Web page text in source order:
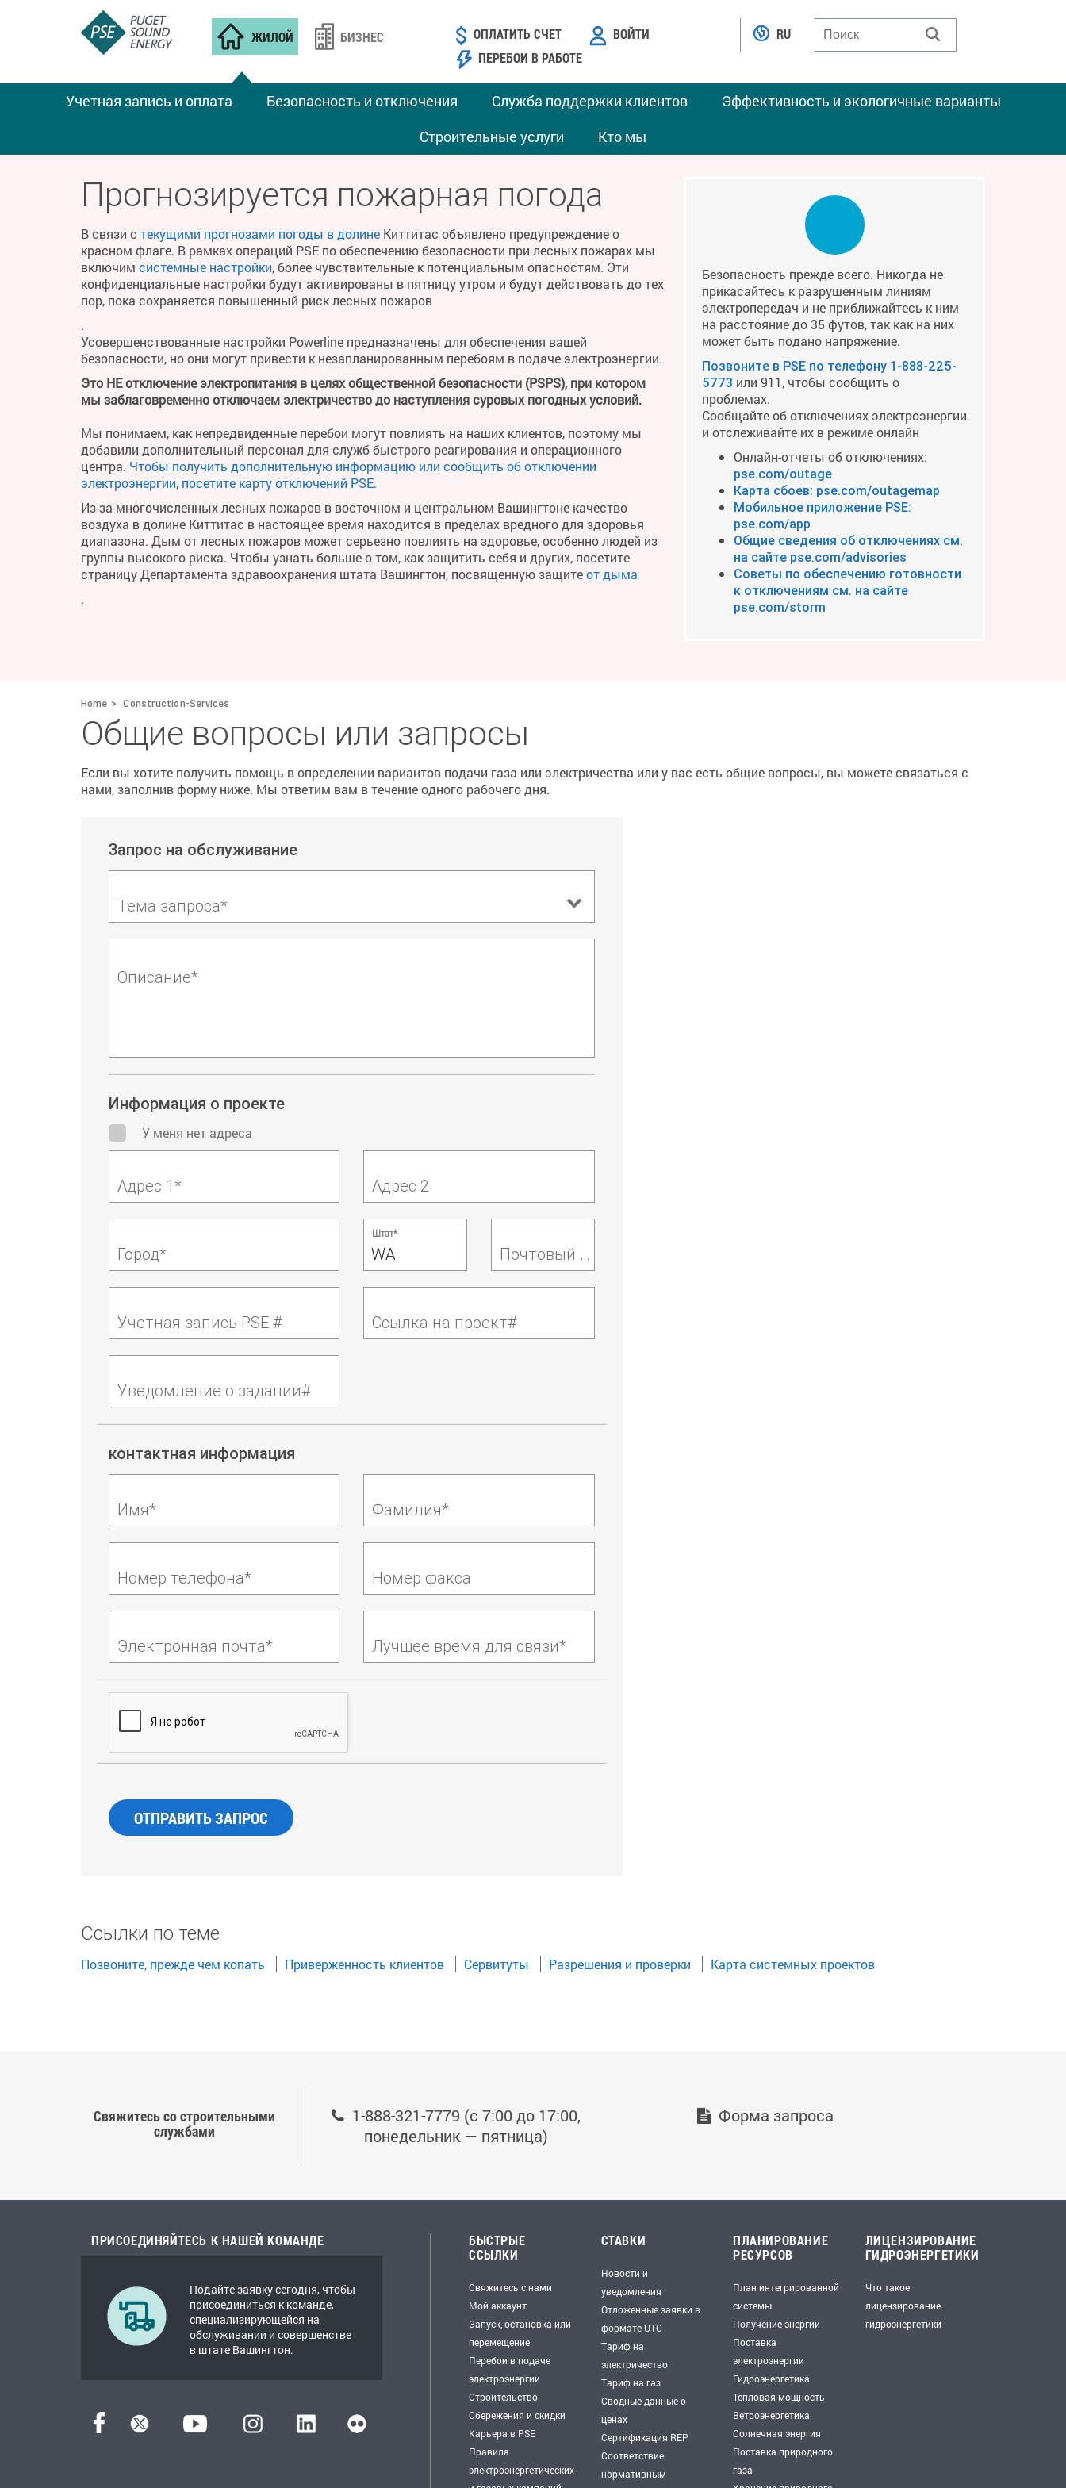
ЖИЛОЙ
Учетная запись и оплата Безопасность и отключения Служба поддержки клиентов
Эффективность и экологичные варианты
Строительные услуги
Кто мы
БИЗНЕС ОПЛАТИТЬ СЧЕТ
ВОЙТИ
ПЕРЕБОИ В РАБОТЕ
RU
Прогнозируется пожарная погода
В связи с текущими прогнозами погоды в долине Киттитас объявлено предупреждение о
красном флаге. В рамках операций PSE по обеспечению безопасности при лесных пожарах мы
включим системные настройки, более чувствительные к потенциальным опасностям. Эти
конфиденциальные настройки будут активированы в пятницу утром и будут действовать до тех
пор, пока сохраняется повышенный риск лесных пожаров
.
Усовершенствованные настройки Powerline предназначены для обеспечения вашей
безопасности, но они могут привести к незапланированным перебоям в подаче электроэнергии.
Это НЕ отключение электропитания в целях общественной безопасности (PSPS), при котором
мы заблаговременно отключаем электричество до наступления суровых погодных условий.
Мы понимаем, как непредвиденные перебои могут повлиять на наших клиентов, поэтому мы
добавили дополнительный персонал для служб быстрого реагирования и операционного
центра. Чтобы получить дополнительную информацию или сообщить об отключении
электроэнергии, посетите карту отключений PSE.
Из-за многочисленных лесных пожаров в восточном и центральном Вашингтоне качество
воздуха в долине Киттитас в настоящее время находится в пределах вредного для здоровья
диапазона. Дым от лесных пожаров может серьезно повлиять на здоровье, особенно людей из
группы высокого риска. Чтобы узнать больше о том, как защитить себя и других, посетите
страницу Департамента здравоохранения штата Вашингтон, посвященную защитеот дыма
.
Безопасность прежде всего. Никогда не
прикасайтесь к разрушенным линиям
электропередач и не приближайтесь к ним
на расстояние до 35 футов, так как на них
может быть подано напряжение.
Позвоните в PSE по телефону 1-888-225-
5773 или 911, чтобы сообщить о
проблемах.
Сообщайте об отключениях электроэнергии
и отслеживайте их в режиме онлайн
Онлайн-отчеты об отключениях:
pse.com/outage
Карта сбоев: pse.com/outagemap
Мобильное приложение PSE:
pse.com/app
Общие сведения об отключениях см.
на сайте pse.com/advisories
Советы по обеспечению готовности
к отключениям см. на сайте
pse.com/storm
Home Construction-Services
Общие вопросы или запросы
Если вы хотите получить помощь в определении вариантов подачи газа или электричества или у вас есть общие вопросы, вы можете связаться с
нами, заполнив форму ниже. Мы ответим вам в течение одного рабочего дня.
Запрос на обслуживание
Тема запроса*
Описание*
Информация о проекте
У меня нет адреса
Адрес 1* Адрес 2
Город*
Штат*
Почтовый индекс*
Учетная запись PSE # Ссылка на проект#
Уведомление о задании#
контактная информация
Имя* Фамилия*
Номер телефона* Номер факса
Электронная почта* Лучшее время для связи*
ОТПРАВИТЬ ЗАПРОС
Ссылки по теме
Позвоните, прежде чем копать Приверженность клиентов Сервитуты Разрешения и проверки Карта системных проектов
Свяжитесь со строительными
службами
1-888-321-7779 (с 7:00 до 17:00,
понедельник — пятница)
Форма запроса
ПРИСОЕДИНЯЙТЕСЬ К НАШЕЙ КОМАНДЕ
Подайте заявку сегодня, чтобы
присоединиться к команде,
специализирующейся на
обслуживании и совершенстве
в штате Вашингтон.
БЫСТРЫЕ
ССЫЛКИ
Свяжитесь с нами
Мой аккаунт
Запуск, остановка или
перемещение
Перебои в подаче
электроэнергии
Строительство
Сбережения и скидки
Карьера в PSE
Правила
электроэнергетических
СТАВКИ
Новости и
уведомления
Отложенные заявки в
формате UTC
Тариф на
электричество
Тариф на газ
Сводные данные о
ценах
Сертификация REP
Соответствие
нормативным
ПЛАНИРОВАНИЕ
РЕСУРСОВ
План интегрированной
системы
Получение энергии
Поставка
электроэнергии
Гидроэнергетика
Тепловая мощность
Ветроэнергетика
Солнечная энергия
Поставка природного
газа
ЛИЦЕНЗИРОВАНИЕ
ГИДРОЭНЕРГЕТИКИ
Что такое
лицензирование
гидроэнергетики